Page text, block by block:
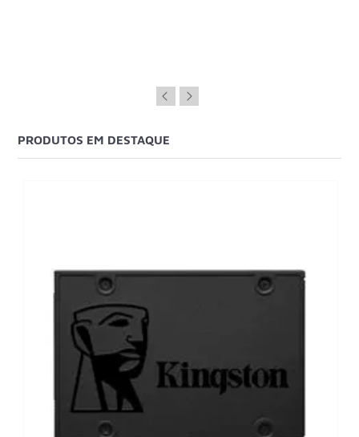
PRODUTOS EM DESTAQUE